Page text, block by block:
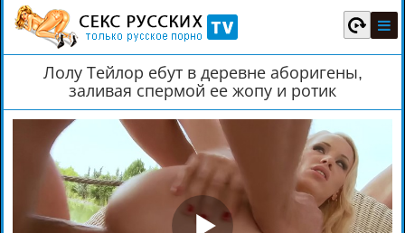
Лолу Тейлор ебут в деревне аборигены,
заливая спермой ее жопу и ротик